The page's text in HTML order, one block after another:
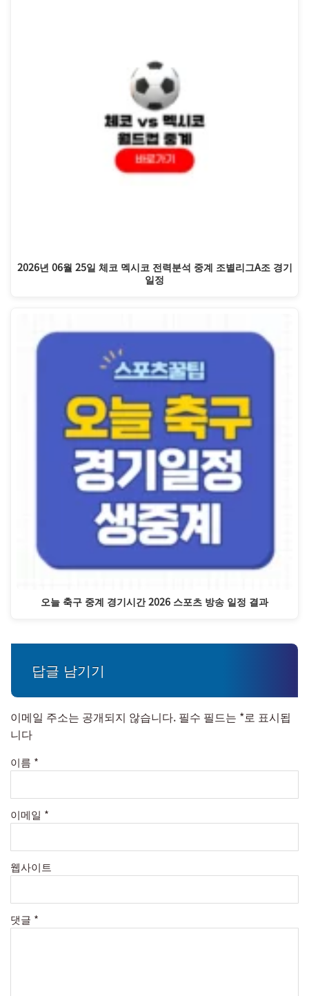
2026년 06월 25일 체코 멕시코 전력분석 중계 조별리그A조 경기
일정
오늘 축구 중계 경기시간 2026 스포츠 방송 일정 결과
답글 남기기
이메일 주소는 공개되지 않습니다. 필수 필드는 *로 표시됩
니다
이름 *
이메일 *
웹사이트
댓글 *